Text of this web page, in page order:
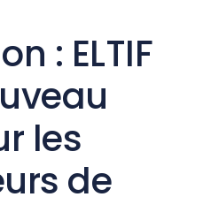
: ELTIF
les
de